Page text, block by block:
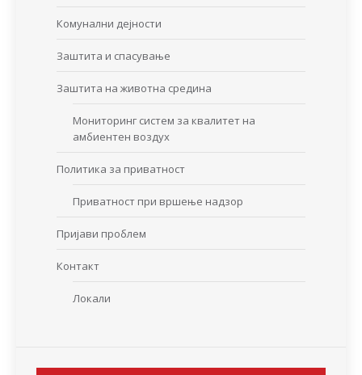
Комунални дејности
Заштита и спасување
Заштита на животна средина
Мониторинг систем за квалитет на
амбиентен воздух
Политика за приватност
Приватност при вршење надзор
Пријави проблем
Контакт
Локали